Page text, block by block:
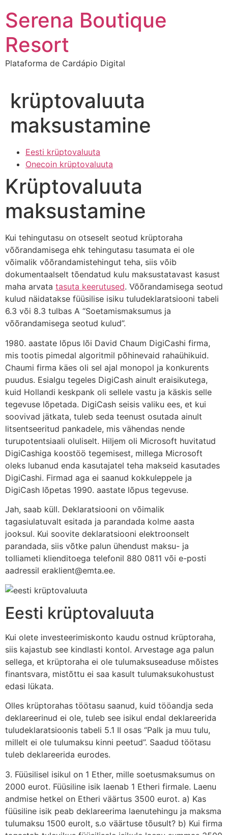
para
conteúdo
Serena Boutique
Resort
Plataforma de Cardápio Digital
krüptovaluuta
maksustamine
Eesti krüptovaluuta
Onecoin krüptovaluuta
Krüptovaluuta
maksustamine
Kui tehingutasu on otseselt seotud krüptoraha
võõrandamisega ehk tehingutasu tasumata ei ole
võimalik võõrandamistehingut teha, siis võib
dokumentaalselt tõendatud kulu maksustatavast kasust
maha arvata tasuta keerutused. Võõrandamisega seotud
kulud näidatakse füüsilise isiku tuludeklaratsiooni tabeli
6.3 või 8.3 tulbas A “Soetamismaksumus ja
võõrandamisega seotud kulud”.
1980. aastate lõpus lõi David Chaum DigiCashi firma,
mis tootis pimedal algoritmil põhinevaid rahaühikuid.
Chaumi firma käes oli sel ajal monopol ja konkurents
puudus. Esialgu tegeles DigiCash ainult eraisikutega,
kuid Hollandi keskpank oli sellele vastu ja käskis selle
tegevuse lõpetada. DigiCash seisis valiku ees, et kui
soovivad jätkata, tuleb seda teenust osutada ainult
litsentseeritud pankadele, mis vähendas nende
turupotentsiaali oluliselt. Hiljem oli Microsoft huvitatud
DigiCashiga koostöö tegemisest, millega Microsoft
oleks lubanud enda kasutajatel teha makseid kasutades
DigiCashi. Firmad aga ei saanud kokkuleppele ja
DigiCash lõpetas 1990. aastate lõpus tegevuse.
Jah, saab küll. Deklaratsiooni on võimalik
tagasiulatuvalt esitada ja parandada kolme aasta
jooksul. Kui soovite deklaratsiooni elektroonselt
parandada, siis võtke palun ühendust maksu- ja
tolliameti klienditoega telefonil 880 0811 või e-posti
aadressil eraklient@emta.ee.
Eesti krüptovaluuta
Kui olete investeerimiskonto kaudu ostnud krüptoraha,
siis kajastub see kindlasti kontol. Arvestage aga palun
sellega, et krüptoraha ei ole tulumaksuseaduse mõistes
finantsvara, mistõttu ei saa kasult tulumaksukohustust
edasi lükata.
Olles krüptorahas töötasu saanud, kuid tööandja seda
deklareerinud ei ole, tuleb see isikul endal deklareerida
tuludeklaratsioonis tabeli 5.1 II osas “Palk ja muu tulu,
millelt ei ole tulumaksu kinni peetud”. Saadud töötasu
tuleb deklareerida eurodes.
3. Füüsilisel isikul on 1 Ether, mille soetusmaksumus on
2000 eurot. Füüsiline isik laenab 1 Etheri firmale. Laenu
andmise hetkel on Etheri väärtus 3500 eurot. a) Kas
füüsiline isik peab deklareerima laenutehingu ja maksma
tulumaksu 1500 eurolt, s.o väärtuse tõusult? b) Kui firma